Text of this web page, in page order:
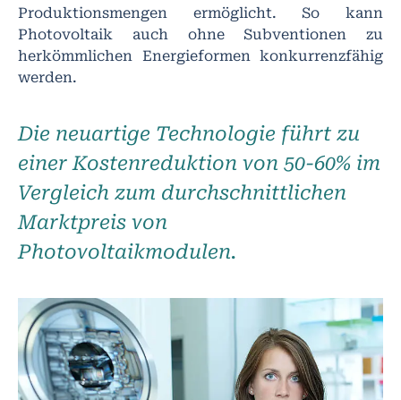
Produktionsmengen ermöglicht. So kann
Photovoltaik auch ohne Subventionen zu
herkömmlichen Energieformen konkurrenzfähig
werden.
Die neuartige Technologie führt zu
einer Kostenreduktion von 50-60% im
Vergleich zum durchschnittlichen
Marktpreis von
Photovoltaikmodulen.